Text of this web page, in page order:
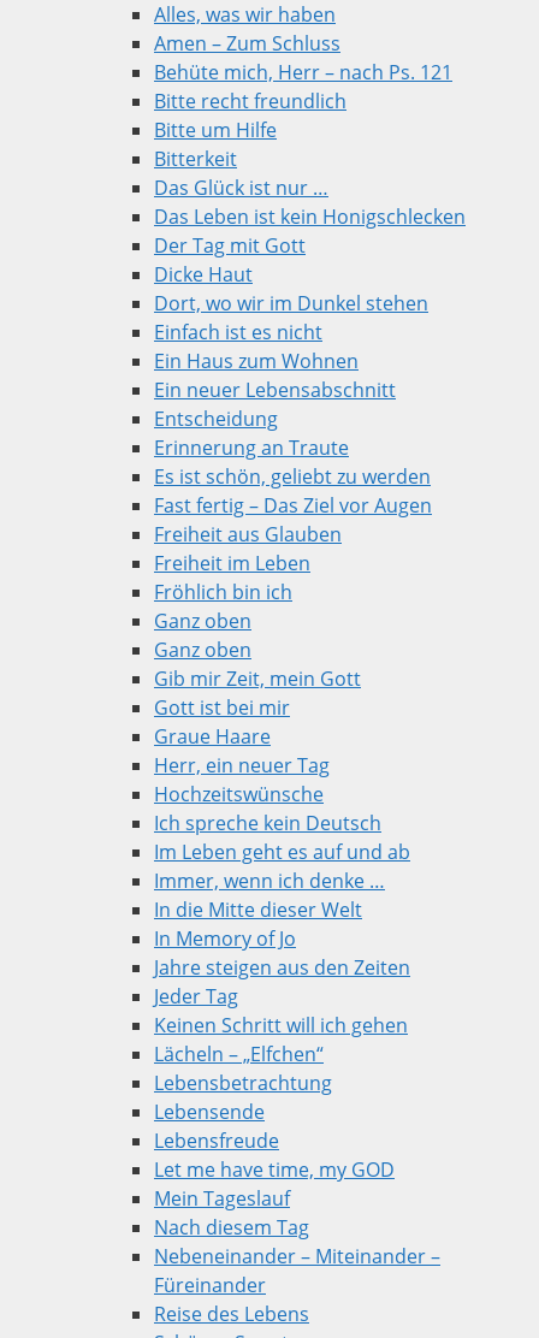
Alles, was wir haben
Amen – Zum Schluss
Behüte mich, Herr – nach Ps. 121
Bitte recht freundlich
Bitte um Hilfe
Bitterkeit
Das Glück ist nur …
Das Leben ist kein Honigschlecken
Der Tag mit Gott
Dicke Haut
Dort, wo wir im Dunkel stehen
Einfach ist es nicht
Ein Haus zum Wohnen
Ein neuer Lebensabschnitt
Entscheidung
Erinnerung an Traute
Es ist schön, geliebt zu werden
Fast fertig – Das Ziel vor Augen
Freiheit aus Glauben
Freiheit im Leben
Fröhlich bin ich
Ganz oben
Ganz oben
Gib mir Zeit, mein Gott
Gott ist bei mir
Graue Haare
Herr, ein neuer Tag
Hochzeitswünsche
Ich spreche kein Deutsch
Im Leben geht es auf und ab
Immer, wenn ich denke …
In die Mitte dieser Welt
In Memory of Jo
Jahre steigen aus den Zeiten
Jeder Tag
Keinen Schritt will ich gehen
Lächeln – „Elfchen“
Lebensbetrachtung
Lebensende
Lebensfreude
Let me have time, my GOD
Mein Tageslauf
Nach diesem Tag
Nebeneinander – Miteinander –
Füreinander
Reise des Lebens